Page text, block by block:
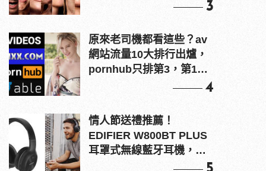
3
原來老司機都看這些？av
網站流量10大排行出爐，
pornhub只排第3，第1名
4
情人節送禮推薦！
EDIFIER W800BT PLUS
耳罩式無線藍牙耳機，在